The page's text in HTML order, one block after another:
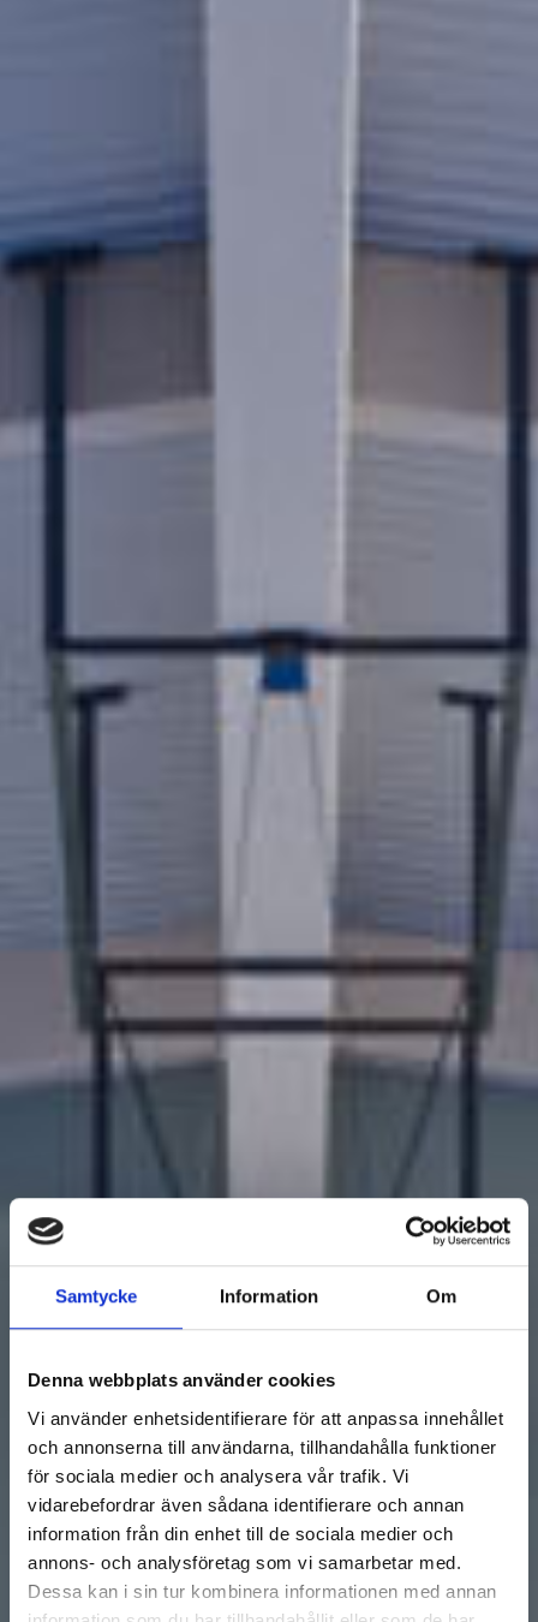
Samtycke Information Om
Denna webbplats använder cookies
Vi använder enhetsidentifierare för att anpassa innehållet
och annonserna till användarna, tillhandahålla funktioner
för sociala medier och analysera vår trafik. Vi
vidarebefordrar även sådana identifierare och annan
information från din enhet till de sociala medier och
annons- och analysföretag som vi samarbetar med.
Dessa kan i sin tur kombinera informationen med annan